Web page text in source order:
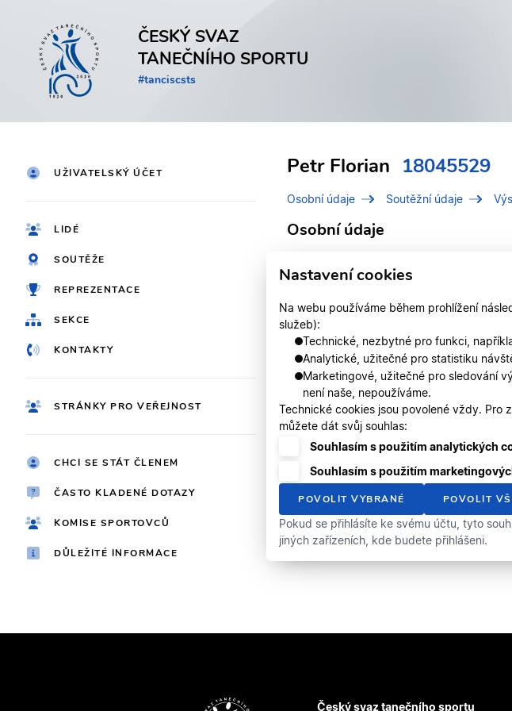
ČESKÝ SVAZ
TANEČNÍHO SPORTU
#tanciscsts
UŽIVATELSKÝ ÚČET
LIDÉ
SOUTĚŽE
REPREZENTACE
SEKCE
KONTAKTY
STRÁNKY PRO VEŘEJNOST
CHCI SE STÁT ČLENEM
ČASTO KLADENÉ DOTAZY
KOMISE SPORTOVCŮ
DŮLEŽITÉ INFORMACE
Petr Florian 18045529
Osobní údaje Soutěžní údaje
Osobní údaje
Identifikační číslo (IDT)
Mgr.
Registrován v klubu DSP
Český svaz tanečního sportu
Nastavení cookies
Na webu používáme během prohlížení
služeb):
Technické, nezbytné pro funkci,
Analytické, užitečné pro statistiku
Marketingové, užitečné pro sledování
není naše, nepoužíváme.
Technické cookies jsou povolené vždy. Pro
můžete dát svůj souhlas:
Souhlasím s použitím analytických
Souhlasím s použitím
POVOLIT VYBRANÉ POVOLIT
Pokud se přihlásíte ke svému účtu, tyto
jiných zařízeních, kde budete přihlášeni.